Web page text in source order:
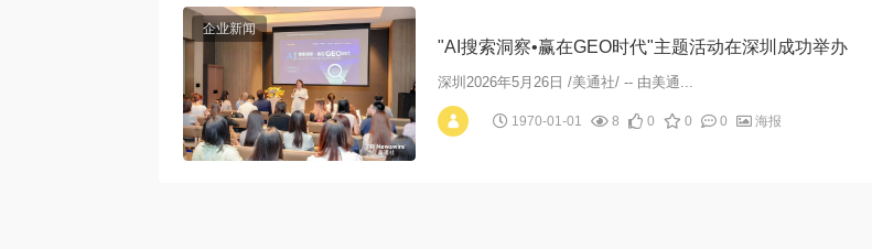
企业新闻
"AI搜索洞察•赢在GEO时代"主题活动在深圳成功举办
深圳2026年5月26日 /美通社/ -- 由美通...
1970-01-01 8 0 0 0 海报